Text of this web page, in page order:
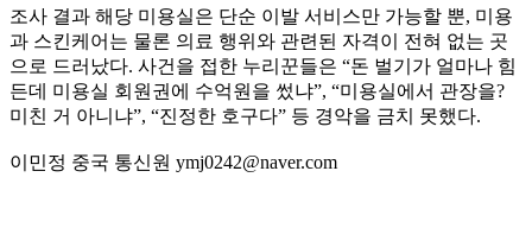
조사 결과 해당 미용실은 단순 이발 서비스만 가능할 뿐, 미용
과 스킨케어는 물론 의료 행위와 관련된 자격이 전혀 없는 곳
으로 드러났다. 사건을 접한 누리꾼들은 “돈 벌기가 얼마나 힘
든데 미용실 회원권에 수억원을 썼냐”, “미용실에서 관장을?
미친 거 아니냐”, “진정한 호구다” 등 경악을 금치 못했다.
이민정 중국 통신원 ymj0242@naver.com